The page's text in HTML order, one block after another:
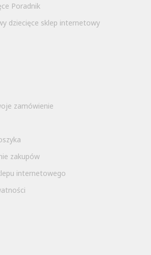
Poradnik
dziecięce sklep internetowy
zamówienie
zakupów
internetowego